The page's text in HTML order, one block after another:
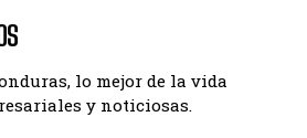
lo mejor de la vida
y noticiosas.